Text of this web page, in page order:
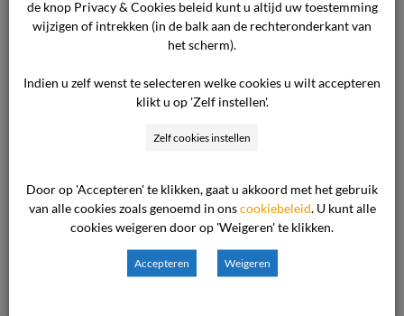
een derde uiteindelijk uitgebreidere
werkzaamheden heeft verricht, er sprake is van
consument moet blijven.Beoordeling van het
Ter zitting heeft de consument
medegedeeld dat de laatste verstopping zich
door de ondernemer is verholpen. De commissie
gaat er derhalve vanuit dat de problemen op
30 maart 2011 zijn opgelost. De commissie
neemt op grond van de stukken als
uitgangspunt dat de ondernemer is opgedragen
de knop Privacy & Cookies beleid kunt u altijd uw toestemming
wijzigen of intrekken (in de balk aan de rechteronderkant van
het scherm).
Indien u zelf wenst te selecteren welke cookies u wilt accepteren
klikt u op 'Zelf instellen'.
Zelf cookies instellen
Door op 'Accepteren' te klikken, gaat u akkoord met het gebruik
van alle cookies zoals genoemd in onscookiebeleid . U kunt alle
cookies weigeren door op 'Weigeren' te klikken.
Accepteren Weigeren